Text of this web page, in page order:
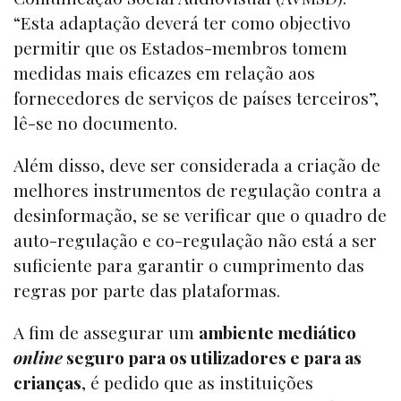
“Esta adaptação deverá ter como objectivo
permitir que os Estados-membros tomem
medidas mais eficazes em relação aos
fornecedores de serviços de países terceiros”,
lê-se no documento.
Além disso, deve ser considerada a criação de
melhores instrumentos de regulação contra a
desinformação, se se verificar que o quadro de
auto-regulação e co-regulação não está a ser
suficiente para garantir o cumprimento das
regras por parte das plataformas.
A fim de assegurar um ambiente mediático
onlineseguro para os utilizadores e para as
crianças, é pedido que as instituições